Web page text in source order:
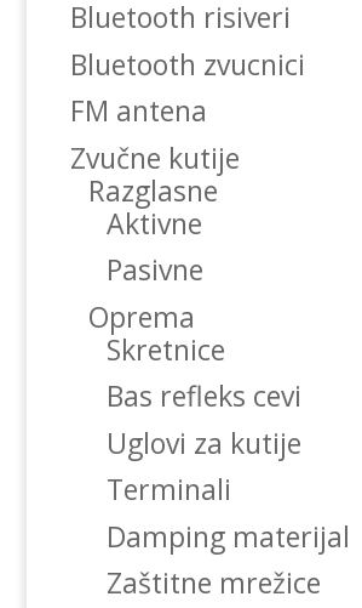
Bluetooth risiveri
Bluetooth zvucnici
FM antena
Zvučne kutije
Razglasne
Aktivne
Pasivne
Oprema
Skretnice
Bas refleks cevi
Uglovi za kutije
Terminali
Damping materijal
Zaštitne mrežice